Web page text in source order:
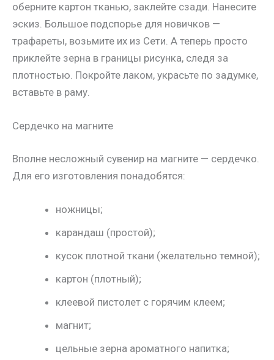
оберните картон тканью, заклейте сзади. Нанесите
эскиз. Большое подспорье для новичков —
трафареты, возьмите их из Сети. А теперь просто
приклейте зерна в границы рисунка, следя за
плотностью. Покройте лаком, украсьте по задумке,
вставьте в раму.
Сердечко на магните
Вполне несложный сувенир на магните — сердечко.
Для его изготовления понадобятся:
ножницы;
карандаш (простой);
кусок плотной ткани (желательно темной);
картон (плотный);
клеевой пистолет с горячим клеем;
магнит;
цельные зерна ароматного напитка;